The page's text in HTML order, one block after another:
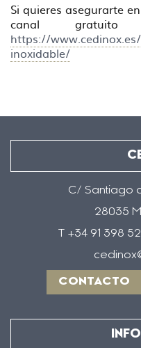
Si quieres asegurarte
canal
https://
inoxidable/
C/ Santiago
28035
T +34 91 398
CONTACTO